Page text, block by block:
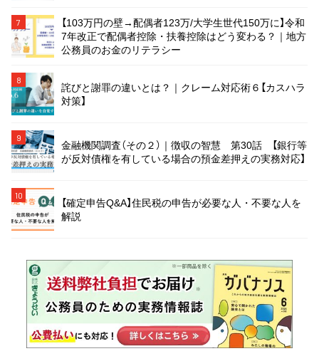
7
【103万円の壁→配偶者123万/大学生世代150万に】令和
7年改正で配偶者控除・扶養控除はどう変わる？｜地方
公務員のお金のリテラシー
8
詫びと謝罪の違いとは？｜クレーム対応術６【カスハラ
対策】
9
金融機関調査（その２）｜徴収の智慧 第30話 【銀行等
が反対債権を有している場合の預金差押えの実務対応】
10
【確定申告Q&A】住民税の申告が必要な人・不要な人を
解説